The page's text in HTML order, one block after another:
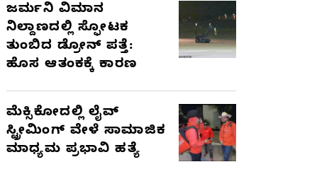
ಜರ್ಮನಿ ವಿಮಾನ
ನಿಲ್ದಾಣದಲ್ಲಿ ಸ್ಫೋಟಕ
ತುಂಬಿದ ಡ್ರೋನ್ ಪತ್ತೆ:
ಹೊಸ ಆತಂಕಕ್ಕೆ ಕಾರಣ
ಮೆಕ್ಸಿಕೋದಲ್ಲಿ ಲೈವ್
ಸ್ಟ್ರೀಮಿಂಗ್ ವೇಳೆ ಸಾಮಾಜಿಕ
ಮಾಧ್ಯಮ ಪ್ರಭಾವಿ ಹತ್ಯೆ